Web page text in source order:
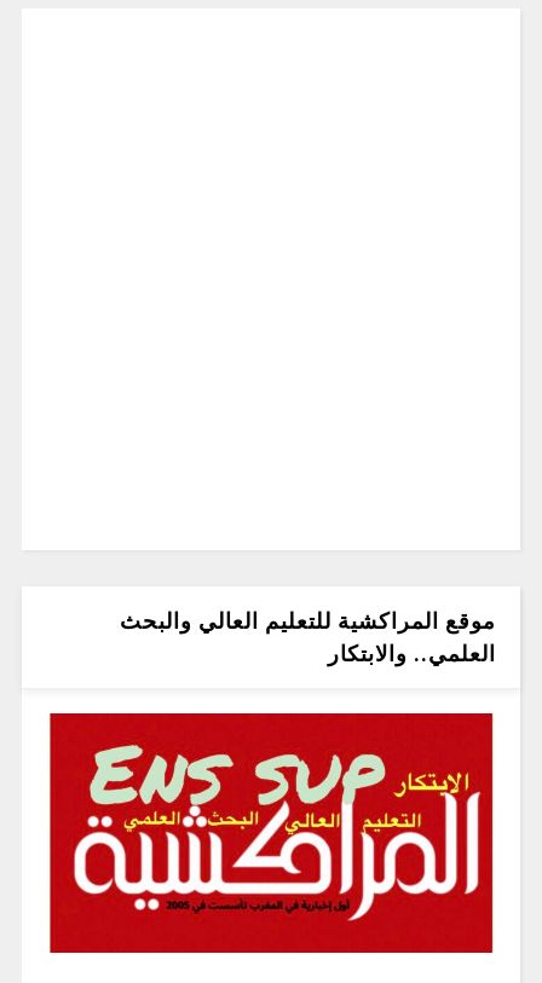
موقع المراكشية للتعليم العالي والبحث
العلمي.. والابتكار